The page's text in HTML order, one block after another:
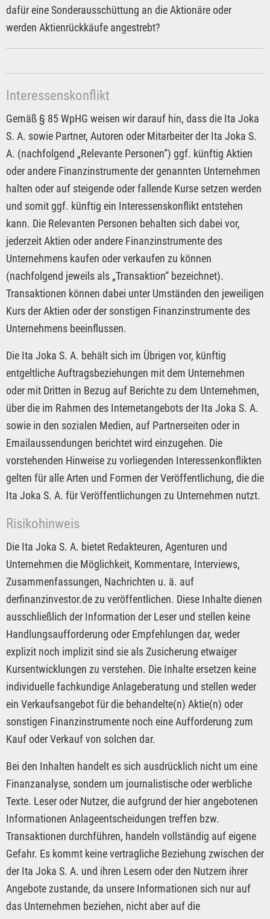
dafür eine Sonderausschüttung an die Aktionäre oder
werden Aktienrückkäufe angestrebt?
Interessenskonflikt
Gemäß § 85 WpHG weisen wir darauf hin, dass die Ita Joka
S. A. sowie Partner, Autoren oder Mitarbeiter der Ita Joka S.
A. (nachfolgend „Relevante Personen“) ggf. künftig Aktien
oder andere Finanzinstrumente der genannten Unternehmen
halten oder auf steigende oder fallende Kurse setzen werden
und somit ggf. künftig ein Interessenskonflikt entstehen
kann. Die Relevanten Personen behalten sich dabei vor,
jederzeit Aktien oder andere Finanzinstrumente des
Unternehmens kaufen oder verkaufen zu können
(nachfolgend jeweils als „Transaktion“ bezeichnet).
Transaktionen können dabei unter Umständen den jeweiligen
Kurs der Aktien oder der sonstigen Finanzinstrumente des
Unternehmens beeinflussen.
Die Ita Joka S. A. behält sich im Übrigen vor, künftig
entgeltliche Auftragsbeziehungen mit dem Unternehmen
oder mit Dritten in Bezug auf Berichte zu dem Unternehmen,
über die im Rahmen des Internetangebots der Ita Joka S. A.
sowie in den sozialen Medien, auf Partnerseiten oder in
Emailaussendungen berichtet wird einzugehen. Die
vorstehenden Hinweise zu vorliegenden Interessenkonflikten
gelten für alle Arten und Formen der Veröffentlichung, die die
Ita Joka S. A. für Veröffentlichungen zu Unternehmen nutzt.
Risikohinweis
Die Ita Joka S. A. bietet Redakteuren, Agenturen und
Unternehmen die Möglichkeit, Kommentare, Interviews,
Zusammenfassungen, Nachrichten u. ä. auf
derfinanzinvestor.de zu veröffentlichen. Diese Inhalte dienen
ausschließlich der Information der Leser und stellen keine
Handlungsaufforderung oder Empfehlungen dar, weder
explizit noch implizit sind sie als Zusicherung etwaiger
Kursentwicklungen zu verstehen. Die Inhalte ersetzen keine
individuelle fachkundige Anlageberatung und stellen weder
ein Verkaufsangebot für die behandelte(n) Aktie(n) oder
sonstigen Finanzinstrumente noch eine Aufforderung zum
Kauf oder Verkauf von solchen dar.
Bei den Inhalten handelt es sich ausdrücklich nicht um eine
Finanzanalyse, sondern um journalistische oder werbliche
Texte. Leser oder Nutzer, die aufgrund der hier angebotenen
Informationen Anlageentscheidungen treffen bzw.
Transaktionen durchführen, handeln vollständig auf eigene
Gefahr. Es kommt keine vertragliche Beziehung zwischen der
der Ita Joka S. A. und ihren Lesern oder den Nutzern ihrer
Angebote zustande, da unsere Informationen sich nur auf
das Unternehmen beziehen, nicht aber auf die